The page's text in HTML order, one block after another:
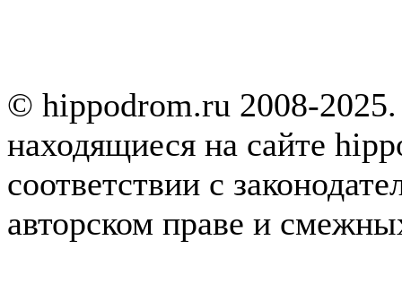
© hippodrom.ru 2008-
находящиеся на сайте
соответствии с
авторском праве и